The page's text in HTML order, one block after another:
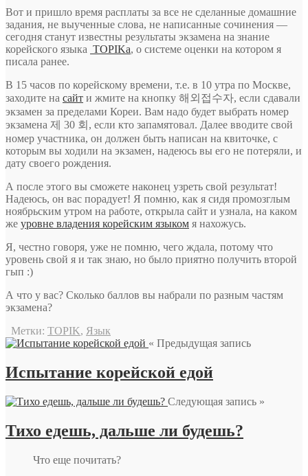
Вот и пришло время расплаты за все не сделанные домашние
задания, не выученные слова, не написанные сочинения —
сегодня станут известны результаты экзамена на знание
корейского языка TOPIKa, о системе оценки на котором я
писала ранее.
В 15 часов по корейскому времени, т.е. в 10 утра по Москве,
заходите на сайт и жмите на кнопку 해외접수자, если сдавали
экзамен за пределами Кореи. Вам надо будет выбрать номер
экзамена 제 30 회, если кто запамятовал. Далее вводите свой
номер участника, он должен быть написан на квиточке, с
которым вы ходили на экзамен, надеюсь вы его не потеряли, и
дату своего рождения.
А после этого вы сможете наконец узреть свой результат!
Надеюсь, он вас порадует! Я помню, как я сидя промозглым
ноябрьским утром на работе, открыла сайт и узнала, на каком
же уровне владения корейским языком я нахожусь.
Я, честно говоря, уже не помню, чего ждала, потому что
уровень свой я и так знаю, но было приятно получить второй
гып :)
А что у вас? Сколько баллов вы набрали по разным частям
экзамена?
Метки: TOPIK, Язык
« Предыдущая запись
Испытание корейской едой
Следующая запись »
Тихо едешь, дальше ли будешь?
Что еще почитать?